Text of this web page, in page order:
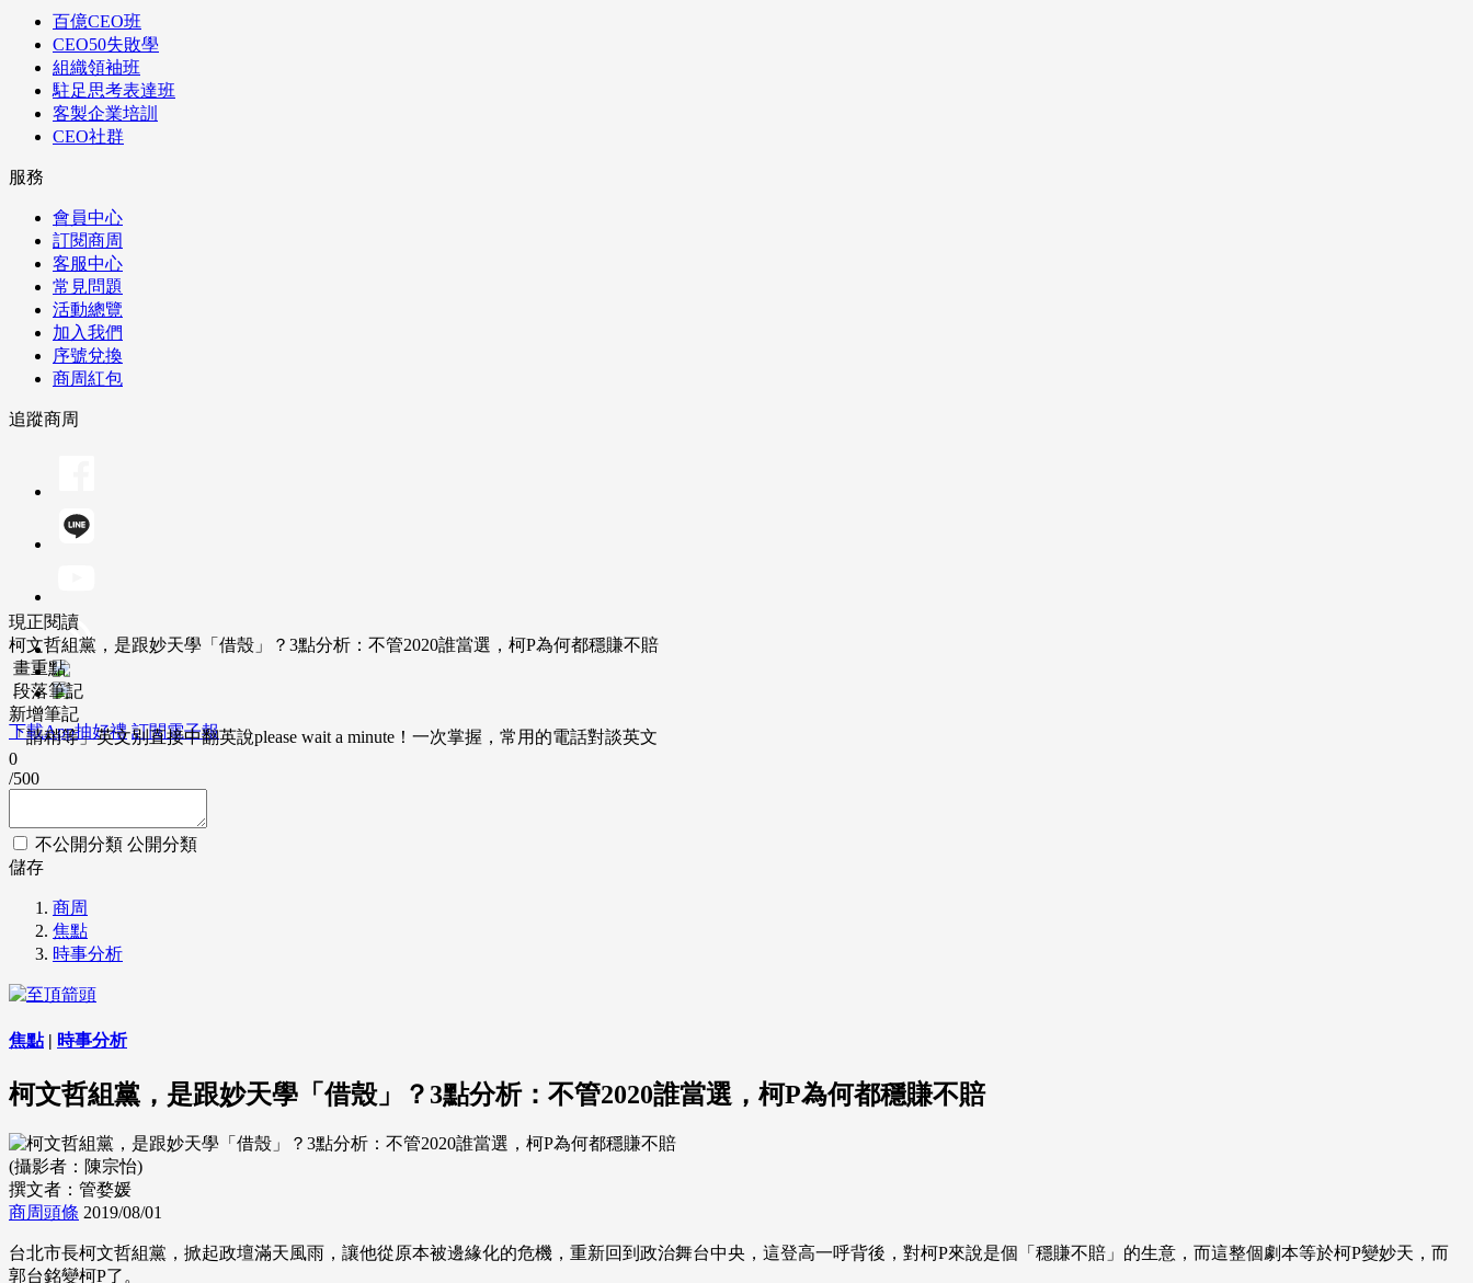
百億CEO班
CEO50失敗學
組織領袖班
駐足思考表達班
客製企業培訓
CEO社群
服務
會員中心
訂閱商周
客服中心
常見問題
活動總覽
加入我們
序號兌換
商周紅包
追蹤商周
下載App抽好禮 訂閱電子報
現正閱讀
柯文哲組黨，是跟妙天學「借殼」？3點分析：不管2020誰當選，柯P為何都穩賺不賠
畫重點
段落筆記
新增筆記
「請稍等」英文別直接中翻英說please wait a minute！一次掌握，常用的電話對談英文
0
/500
不公開分類 公開分類
儲存
商周
焦點
時事分析
焦點| 時事分析
柯文哲組黨，是跟妙天學「借殼」？3點分析：不管2020誰當選，柯P為何都穩賺不賠
(攝影者：陳宗怡)
撰文者：管婺媛
商周頭條 2019/08/01
台北市長柯文哲組黨，掀起政壇滿天風雨，讓他從原本被邊緣化的危機，重新回到政治舞台中央，這登高一呼背後，對柯P來說是個「穩賺不賠」的生意，而這整個劇本等於柯P變妙天，而
郭台銘變柯P了。